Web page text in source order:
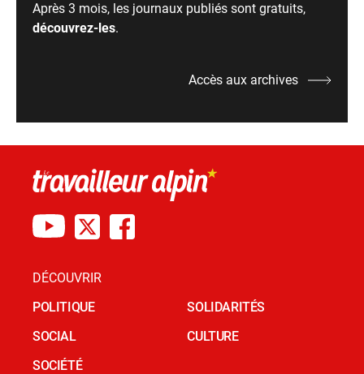
Après 3 mois, les journaux publiés sont gratuits,
découvrez-les.
Accès aux archives
DÉCOUVRIR
POLITIQUE
SOCIAL
SOCIÉTÉ
SOLIDARITÉS
CULTURE